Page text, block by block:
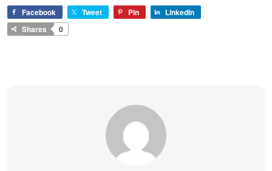
Facebook Tweet Pin
LinkedIn
Shares
0